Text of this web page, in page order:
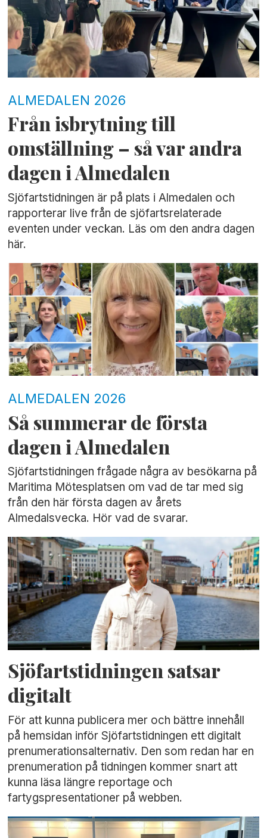
ALMEDALEN 2026
Från isbrytning till
omställning – så var andra
dagen i Almedalen
Sjöfartstidningen är på plats i Almedalen och
rapporterar live från de sjöfartsrelaterade
eventen under veckan. Läs om den andra dagen
här.
ALMEDALEN 2026
Så summerar de första
dagen i Almedalen
Sjöfartstidningen frågade några av besökarna på
Maritima Mötesplatsen om vad de tar med sig
från den här första dagen av årets
Almedalsvecka. Hör vad de svarar.
Sjöfartstidningen satsar
digitalt
För att kunna publicera mer och bättre innehåll
på hemsidan inför Sjöfartstidningen ett digitalt
prenumerationsalternativ. Den som redan har en
prenumeration på tidningen kommer snart att
kunna läsa längre reportage och
fartygspresentationer på webben.